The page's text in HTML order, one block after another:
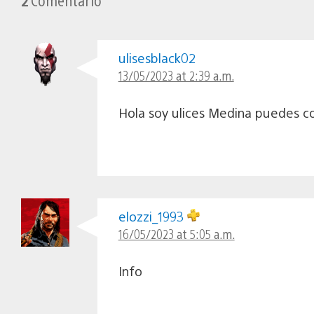
ulisesblack02
13/05/2023 at 2:39 a.m.
Hola soy ulices Medina puedes
elozzi_1993
16/05/2023 at 5:05 a.m.
Info